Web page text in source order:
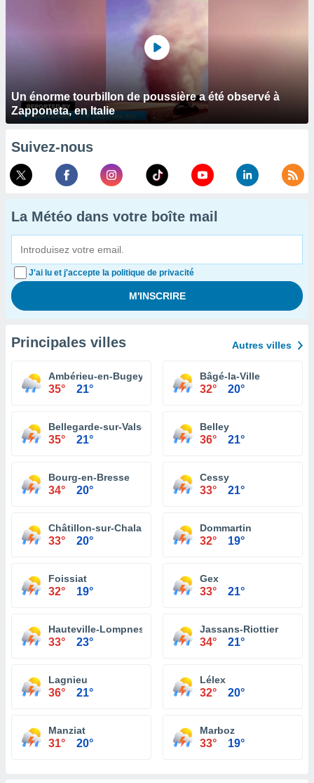
Un énorme tourbillon de poussière a été observé à
Zapponeta, en Italie
Suivez-nous
La Météo dans votre boîte mail
J'ai lu et j'accepte la politique de privacité
Principales villes Autres villes
Ambérieu-en-Bugey
35° 21°
Bâgé-la-Ville
32° 20°
Bellegarde-sur-Valserine
35° 21°
Belley
36° 21°
Bourg-en-Bresse
34° 20°
Cessy
33° 21°
Châtillon-sur-Chalaronne
33° 20°
Dommartin
32° 19°
Foissiat
32° 19°
Gex
33° 21°
Hauteville-Lompnes
33° 23°
Jassans-Riottier
34° 21°
Lagnieu
36° 21°
Lélex
32° 20°
Manziat
31° 20°
Marboz
33° 19°